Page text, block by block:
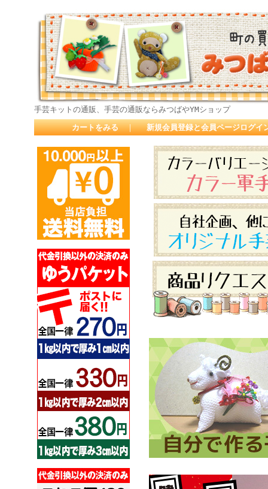
手芸キットの通販、手芸の通販ならみつばやYMショップ
カートをみる ｜ 新規会員登録と会員ページログイ